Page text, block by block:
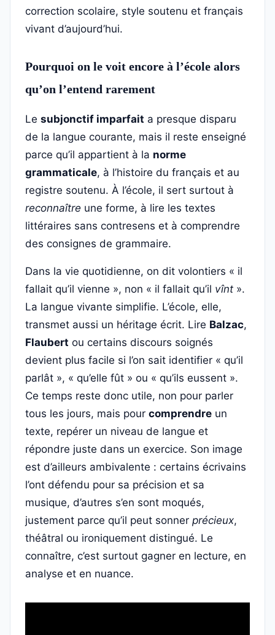
correction scolaire, style soutenu et français
vivant d’aujourd’hui.
Pourquoi on le voit encore à l’école alors
qu’on l’entend rarement
Le subjonctif imparfait a presque disparu
de la langue courante, mais il reste enseigné
parce qu’il appartient à la norme
grammaticale, à l’histoire du français et au
registre soutenu. À l’école, il sert surtout à
reconnaître une forme, à lire les textes
littéraires sans contresens et à comprendre
des consignes de grammaire.
Dans la vie quotidienne, on dit volontiers « il
fallait qu’il vienne », non « il fallait qu’il vînt ».
La langue vivante simplifie. L’école, elle,
transmet aussi un héritage écrit. Lire Balzac,
Flaubert ou certains discours soignés
devient plus facile si l’on sait identifier « qu’il
parlât », « qu’elle fût » ou « qu’ils eussent ».
Ce temps reste donc utile, non pour parler
tous les jours, mais pour comprendre un
texte, repérer un niveau de langue et
répondre juste dans un exercice. Son image
est d’ailleurs ambivalente : certains écrivains
l’ont défendu pour sa précision et sa
musique, d’autres s’en sont moqués,
justement parce qu’il peut sonner précieux,
théâtral ou ironiquement distingué. Le
connaître, c’est surtout gagner en lecture, en
analyse et en nuance.